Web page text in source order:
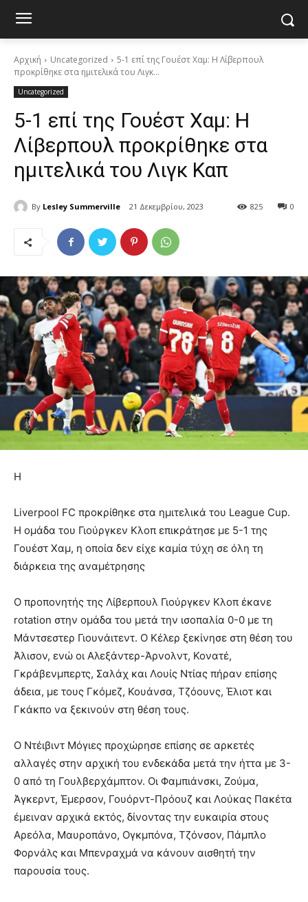
Αρχική Uncategorized
5-1 επί της Γουέστ Χαμ: Η Λίβερπουλ
προκρίθηκε στα ημιτελικά του Λιγκ...
Uncategorized
5-1 επί της Γουέστ Χαμ: Η
Λίβερπουλ προκρίθηκε στα
ημιτελικά του Λιγκ Καπ
By Lesley Summerville 21 Δεκεμβρίου, 2023 0
825
Η
Liverpool FC προκρίθηκε στα ημιτελικά του League Cup.
Η ομάδα του Γιούργκεν Κλοπ επικράτησε με 5-1 της
Γουέστ Χαμ, η οποία δεν είχε καμία τύχη σε όλη τη
διάρκεια της αναμέτρησης
Ο προπονητής της Λίβερπουλ Γιούργκεν Κλοπ έκανε
rotation στην ομάδα του μετά την ισοπαλία 0-0 με τη
Μάντσεστερ Γιουνάιτεντ. Ο Κέλερ ξεκίνησε στη θέση του
Άλισον, ενώ οι Αλεξάντερ-Άρνολντ, Κονατέ,
Γκράβενμπερτς, Σαλάχ και Λουίς Ντίας πήραν επίσης
άδεια, με τους Γκόμεζ, Κουάνσα, Τζόουνς, Έλιοτ και
Γκάκπο να ξεκινούν στη θέση τους.
Ο Ντέιβιντ Μόγιες προχώρησε επίσης σε αρκετές
αλλαγές στην αρχική του ενδεκάδα μετά την ήττα με 3-
0 από τη Γουλβερχάμπτον. Οι Φαμπιάνσκι, Ζούμα,
Άγκερντ, Έμερσον, Γουόρντ-Πρόουζ και Λούκας Πακέτα
έμειναν αρχικά εκτός, δίνοντας την ευκαιρία στους
Αρεόλα, Μαυροπάνο, Ογκμπόνα, Τζόνσον, Πάμπλο
Φορνάλς και Μπενραχμά να κάνουν αισθητή την
παρουσία τους.